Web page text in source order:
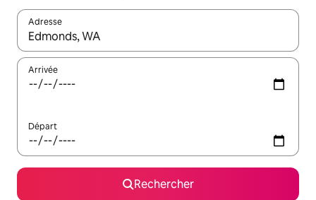
Adresse
Lorsque les résultats s'affichent, utilisez les flèches vers le
Arrivée
Départ
Rechercher